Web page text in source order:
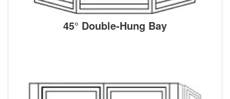
45° Double-Hung Bay